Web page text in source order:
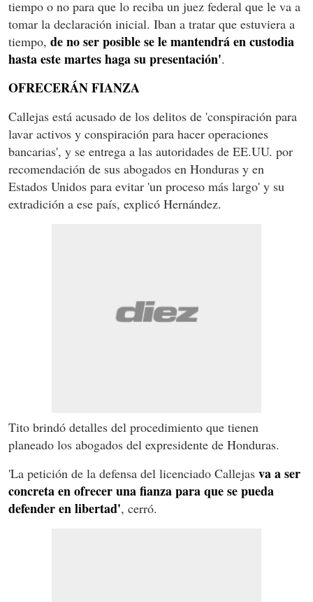
tiempo o no para que lo reciba un juez federal que le va a
tomar la declaración inicial. Iban a tratar que estuviera a
tiempo, de no ser posible se le mantendrá en custodia
hasta este martes haga su presentación'.
OFRECERÁN FIANZA
Callejas está acusado de los delitos de 'conspiración para
lavar activos y conspiración para hacer operaciones
bancarias', y se entrega a las autoridades de EE.UU. por
recomendación de sus abogados en Honduras y en
Estados Unidos para evitar 'un proceso más largo' y su
extradición a ese país, explicó Hernández.
Tito brindó detalles del procedimiento que tienen
planeado los abogados del expresidente de Honduras.
'La petición de la defensa del licenciado Callejas va a ser
concreta en ofrecer una fianza para que se pueda
defender en libertad', cerró.